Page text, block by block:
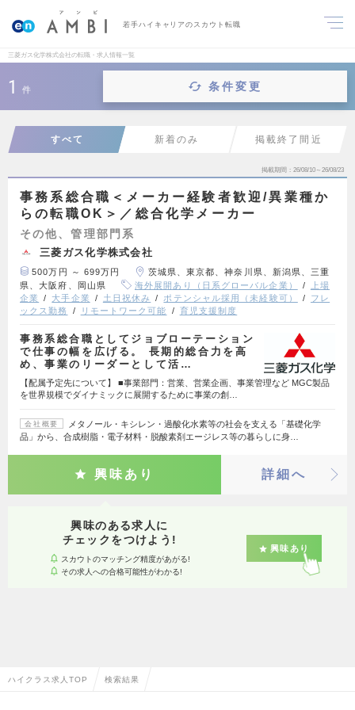
若手ハイキャリアのスカウト転職
三菱ガス化学株式会社の転職・求人情報一覧
1 件 条件変更
すべて 新着のみ 掲載終了間近
掲載期間 26/08/10～26/08/23
事務系総合職＜メーカー経験者歓迎/異業種か
らの転職OK＞／総合化学メーカー
その他、管理部門系
三菱ガス化学株式会社
500万円 ～ 699万円
茨城県、東京都、神奈川県、新潟県、三重
県、大阪府、岡山県
海外展開あり（日系グローバル企業）
上場
企業
大手企業 土日祝休み ポテンシャル採用（未経験可）
フレ
ックス勤務
リモートワーク可能 育児支援制度
事務系総合職としてジョブローテーション
で仕事の幅を広げる。 長期的総合力を高
め、事業のリーダーとして活…
【配属予定先について】 ■事業部門：営業、営業企画、事業管理など MGC製品
を世界規模でダイナミックに展開するために事業の創…
会社概要
メタノール・キシレン・過酸化水素等の社会を支える「基礎化学
品」から、合成樹脂・電子材料・脱酸素剤エージレス等の暮らしに身…
興味あり 詳細へ
興味のある求人に
チェックをつけよう!
スカウトのマッチング精度があがる!
その求人への合格可能性がわかる!
興味あり
ハイクラス求人TOP 検索結果